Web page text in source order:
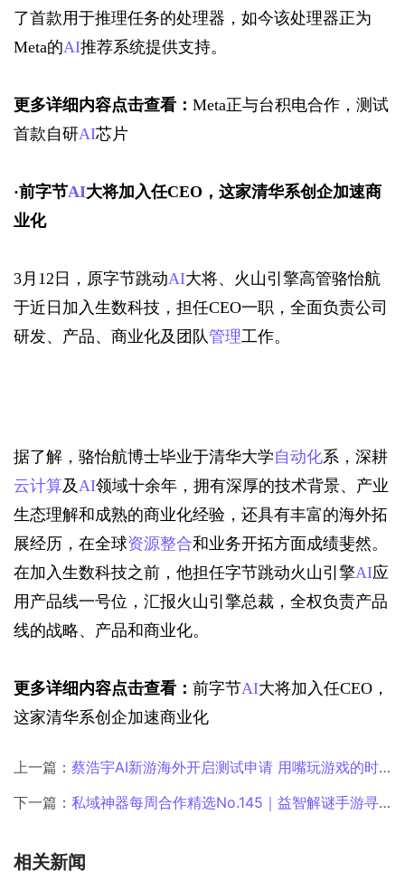
了首款用于推理任务的处理器，如今该处理器正为
Meta的AI推荐系统提供支持。
更多详细内容点击查看： Meta正与台积电合作，测试
首款自研AI芯片
·前字节AI大将加入任CEO，这家清华系创企加速商
业化
3月12日，原字节跳动AI大将、火山引擎高管骆怡航
于近日加入生数科技，担任CEO一职，全面负责公司
研发、产品、商业化及团队管理工作。
据了解，骆怡航博士毕业于清华大学自动化系，深耕
云计算及AI领域十余年，拥有深厚的技术背景、产业
生态理解和成熟的商业化经验，还具有丰富的海外拓
展经历，在全球资源整合和业务开拓方面成绩斐然。
在加入生数科技之前，他担任字节跳动火山引擎AI应
用产品线一号位，汇报火山引擎总裁，全权负责产品
线的战略、产品和商业化。
更多详细内容点击查看： 前字节AI大将加入任CEO，
这家清华系创企加速商业化
上一篇： 蔡浩宇AI新游海外开启测试申请 用嘴玩游戏的时代来了
下一篇： 私域神器每周合作精选No.145｜益智解谜手游寻发行或投资；3D休闲跑酷游戏寻海外发行；海外游戏大厂寻研发/发行进行投资、收购
相关新闻